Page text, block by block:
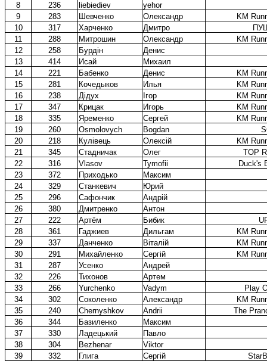
8
236 liebiediev
yehor
9
283 Шевченко Олександр
KM
10
317 Харченко Дмитро
11
288 Митрошин Олександр
KM
12
258 Бурдін
Денис
13
414 Исай
Михаил
14
221 Бабенко Денис
KM
15
281 Кочедыков Илья
KM
16
238 Дідух Ігор
KM
17
347 Крицак Игорь
KM
18
335 Яременко Сергей
KM
19
260 Osmolovych Bogdan
20
218 Кулівець Олексій
KM
21
345 Стадничак Олег
TOP
22
316 Vlasov Tymofii
Duck's
23
372 Приходько
Максим
24
329 Станкевич
Юрий
25
296 Сафончик
Андрій
26
380 Дмитренко
Антон
27
222 Артём Бибик
28
361 Гаджиев Дильгам
KM
29
337 Данченко Віталій
KM
30
291 Михайленко Сергій
KM
31
287 Усенко
Андрей
32
226 Тихонов
Артем
33
266 Yurchenko Vadym
Play
34
302 Соколенко Александр
KM
35
240 Chernyshkov Andrii
The
36
344 Базиленко
Максим
37
330 Ладецький
Павло
38
304 Bezhenar
Viktor
39
332 Глига Сергій